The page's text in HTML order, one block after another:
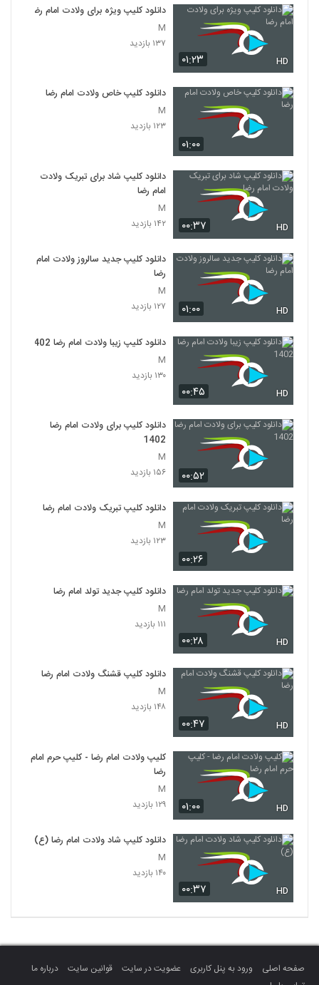
۰۱:۲۳ HD
دانلود کلیپ ویژه برای ولادت امام رضا
M
۱۳۷ بازدید
۰۱:۰۰
دانلود کلیپ خاص ولادت امام رضا
M
۱۲۳ بازدید
۰۰:۳۷ HD
دانلود کلیپ شاد برای تبریک ولادت
امام رضا
M
۱۴۲ بازدید
۰۱:۰۰ HD
دانلود کلیپ جدید سالروز ولادت امام
رضا
M
۱۲۷ بازدید
۰۰:۴۵ HD
دانلود کلیپ زیبا ولادت امام رضا 1402
M
۱۳۰ بازدید
۰۰:۵۲
دانلود کلیپ برای ولادت امام رضا
1402
M
۱۵۶ بازدید
۰۰:۲۶
دانلود کلیپ تبریک ولادت امام رضا
M
۱۲۳ بازدید
۰۰:۲۸ HD
دانلود کلیپ جدید تولد امام رضا
M
۱۱۱ بازدید
۰۰:۴۷ HD
دانلود کلیپ قشنگ ولادت امام رضا
M
۱۴۸ بازدید
۰۱:۰۰ HD
کلیپ ولادت امام رضا - کلیپ حرم امام
رضا
M
۱۲۹ بازدید
۰۰:۳۷ HD
دانلود کلیپ شاد ولادت امام رضا (ع)
M
۱۴۰ بازدید
صفحه اصلی ورود به پنل کاربری عضویت در سایت قوانین سایت
درباره ما